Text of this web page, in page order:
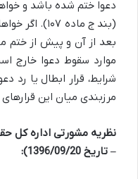
دعوا ختم شده باشد و
(بند ج ماده
بعد از آن و پیش از ختم
موارد سقوط دعوا خارج
شرایط، قرار ابطال یا رد
مرزبندی میان این
– تاریخ 1396/09/20):